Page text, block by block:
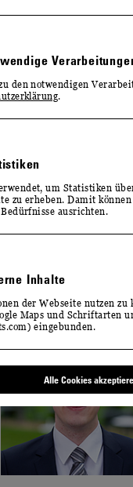
Schloss
wir Ihnen
den notwendigen
.
um Statistiken
zu erheben. Damit
ausrichten.
Inhalte
der Webseite nutzen zu
Maps und Schriftarten
eingebunden.
Alle Cookies